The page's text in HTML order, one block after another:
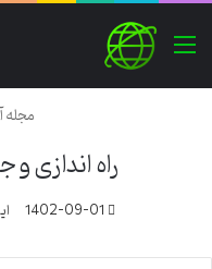
منو
مجله
راه اندازی
1402-09-01